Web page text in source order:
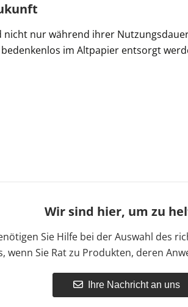
nur während ihrer
im Altpapier entsorgt
Wir sind hier, um zu
Sie Hilfe bei der Auswahl des
wenn Sie Rat zu Produkten, deren
Ihre Nachricht an uns